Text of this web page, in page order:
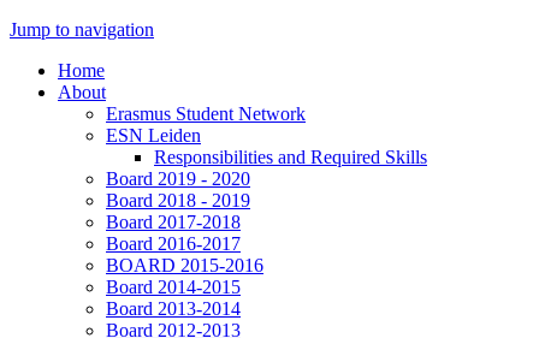
Jump to navigation
Home
About
Erasmus Student Network
ESN Leiden
Responsibilities and Required Skills
Board 2019 - 2020
Board 2018 - 2019
Board 2017-2018
Board 2016-2017
BOARD 2015-2016
Board 2014-2015
Board 2013-2014
Board 2012-2013